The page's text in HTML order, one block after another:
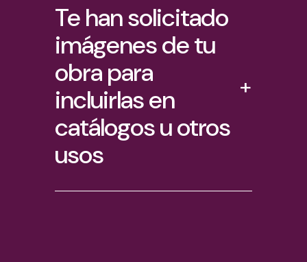
Te han solicitado
imágenes de tu
obra para
incluirlas en
catálogos u otros
usos
+